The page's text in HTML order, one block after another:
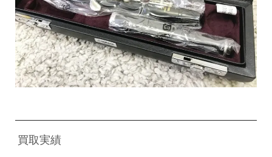
買取実績